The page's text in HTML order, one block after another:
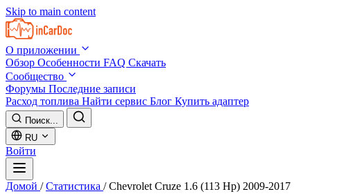
Skip to main content
О приложении
Обзор Особенности FAQ Скачать
Сообщество
Форумы Последние записи
Расход топлива Найти сервис Блог Купить адаптер
Поиск...
RU
Войти
Домой / Статистика / Chevrolet Cruze 1.6 (113 Hp) 2009-2017